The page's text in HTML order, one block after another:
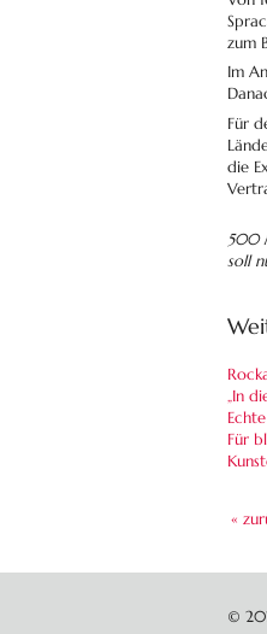
zum
Im
Für
die
500
soll
„In
Für
«
©